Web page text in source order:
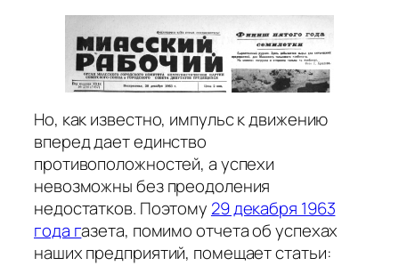
Но, как известно, импульс к движению
вперед дает единство
противоположностей, а успехи
невозможны без преодоления
недостатков. Поэтому 29 декабря 1963
года газета, помимо отчета об успехах
наших предприятий, помещает статьи: